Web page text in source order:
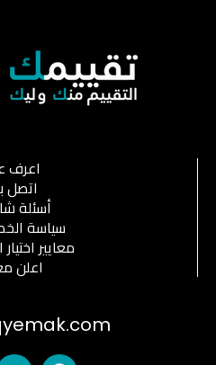
اعرف
اتصل
أسئلة
سياسة
معايير
اعلن